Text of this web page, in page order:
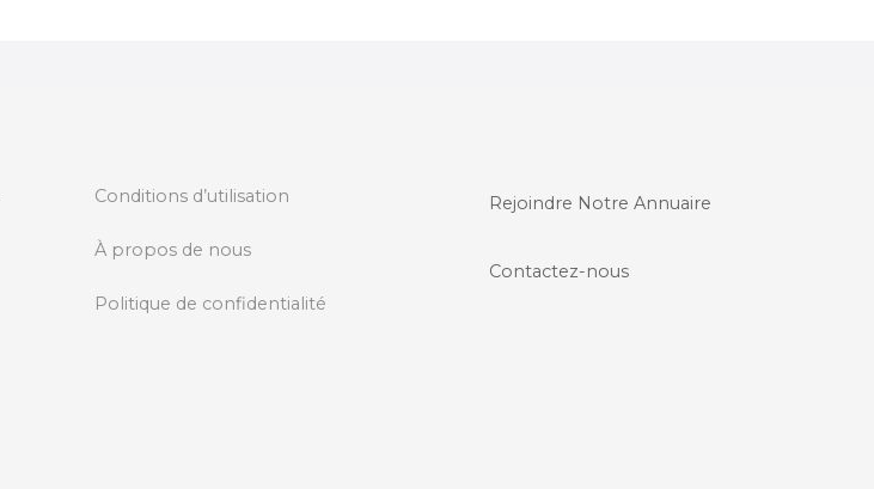
Conditions d’utilisation
À propos de nous
Politique de confidentialité
Rejoindre Notre Annuaire
Contactez-nous